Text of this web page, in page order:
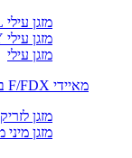
מזגן עילי ART COOL
מזגן עילי ART GALERY
מזגן עילי
מאיידי F/FDX בתוך התקרה
מזגן
מזגן